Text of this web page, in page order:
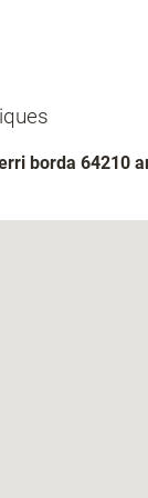
borda 64210